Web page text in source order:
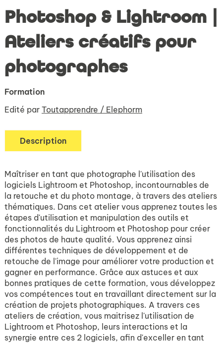
Photoshop & Lightroom |
Ateliers créatifs pour
photographes
Formation
Edité par Toutapprendre / Elephorm
Description
Maîtriser en tant que photographe l'utilisation des
logiciels Lightroom et Photoshop, incontournables de
la retouche et du photo montage, à travers des ateliers
thématiques. Dans cet atelier vous apprenez toutes les
étapes d'utilisation et manipulation des outils et
fonctionnalités du Lightroom et Photoshop pour créer
des photos de haute qualité. Vous apprenez ainsi
différentes techniques de développement et de
retouche de l'image pour améliorer votre production et
gagner en performance. Grâce aux astuces et aux
bonnes pratiques de cette formation, vous développez
vos compétences tout en travaillant directement sur la
création de projets photographiques. A travers ces
ateliers de création, vous maitrisez l'utilisation de
Lightroom et Photoshop, leurs interactions et la
synergie entre ces 2 logiciels, afin d'exceller en tant